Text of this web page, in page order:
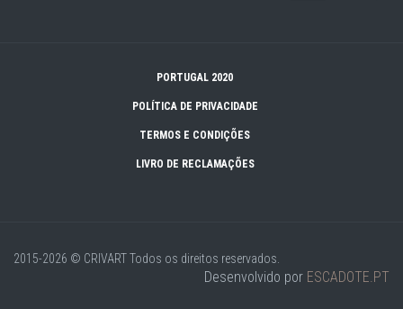
PORTUGAL 2020
POLÍTICA DE PRIVACIDADE
TERMOS E CONDIÇÕES
LIVRO DE RECLAMAÇÕES
2015-2026 © CRIVARTTodos os direitos reservados.
Desenvolvido por ESCADOTE.PT